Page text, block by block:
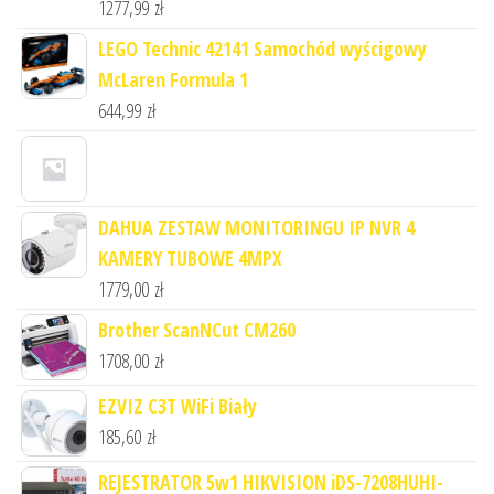
1277,99 zł
LEGO Technic 42141 Samochód wyścigowy
McLaren Formula 1
644,99 zł
DAHUA ZESTAW MONITORINGU IP NVR 4
KAMERY TUBOWE 4MPX
1779,00 zł
Brother ScanNCut CM260
1708,00 zł
EZVIZ C3T WiFi Biały
185,60 zł
REJESTRATOR 5w1 HIKVISION iDS-7208HUHI-